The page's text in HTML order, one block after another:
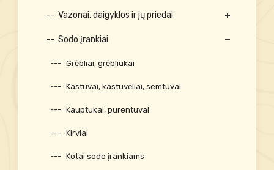
Vazonai, daigyklos ir jų priedai
Sodo įrankiai
Grėbliai, grėbliukai
Kastuvai, kastuvėliai, semtuvai
Kauptukai, purentuvai
Kirviai
Kotai sodo įrankiams